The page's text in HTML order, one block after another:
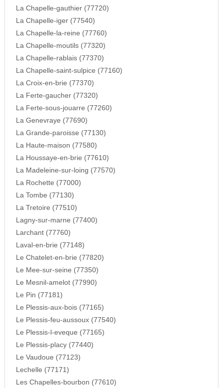
La Chapelle-gauthier (77720)
La Chapelle-iger (77540)
La Chapelle-la-reine (77760)
La Chapelle-moutils (77320)
La Chapelle-rablais (77370)
La Chapelle-saint-sulpice (77160)
La Croix-en-brie (77370)
La Ferte-gaucher (77320)
La Ferte-sous-jouarre (77260)
La Genevraye (77690)
La Grande-paroisse (77130)
La Haute-maison (77580)
La Houssaye-en-brie (77610)
La Madeleine-sur-loing (77570)
La Rochette (77000)
La Tombe (77130)
La Tretoire (77510)
Lagny-sur-marne (77400)
Larchant (77760)
Laval-en-brie (77148)
Le Chatelet-en-brie (77820)
Le Mee-sur-seine (77350)
Le Mesnil-amelot (77990)
Le Pin (77181)
Le Plessis-aux-bois (77165)
Le Plessis-feu-aussoux (77540)
Le Plessis-l-eveque (77165)
Le Plessis-placy (77440)
Le Vaudoue (77123)
Lechelle (77171)
Les Chapelles-bourbon (77610)